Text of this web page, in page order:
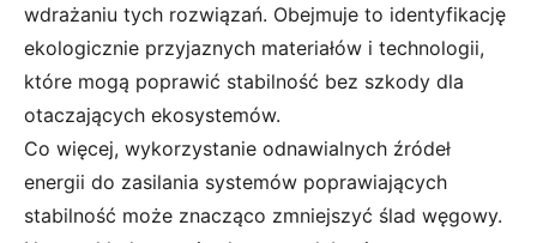
wdrażaniu tych rozwiązań. Obejmuje to identyfikację
ekologicznie przyjaznych materiałów i technologii,
które mogą poprawić stabilność bez szkody dla
otaczających ekosystemów.
Co więcej, wykorzystanie odnawialnych źródeł
energii do zasilania systemów poprawiających
stabilność może znacząco zmniejszyć ślad węgowy.